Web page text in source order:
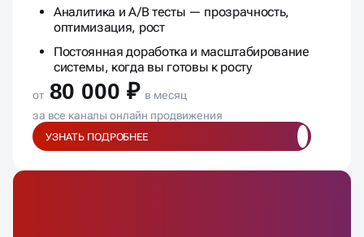
Аналитика и A/B тесты — прозрачность,
оптимизация, рост
Постоянная доработка и масштабирование
системы, когда вы готовы к росту
от 80 000 ₽ в месяц
за все каналы онлайн продвижения
УЗНАТЬ ПОДРОБНЕЕ